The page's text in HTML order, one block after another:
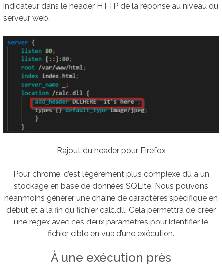
indicateur dans le header HTTP de la réponse au niveau du
serveur web.
Rajout du header pour Firefox
Pour chrome, c’est légèrement plus complexe dû à un
stockage en base de données SQLite. Nous pouvons
néanmoins générer une chaine de caractères spécifique en
début et à la fin du fichier calc.dll. Cela permettra de créer
une regex avec ces deux paramètres pour identifier le
fichier cible en vue d’une exécution.
À une exécution près